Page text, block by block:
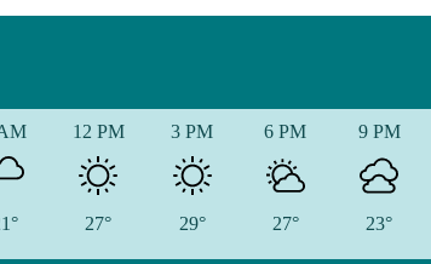
12 PM
27°
3 PM
29°
6 PM
27°
9 PM
23°